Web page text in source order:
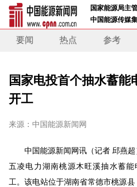
国家能源局主
中国能源传媒
要闻 热点 参考
国家电投首个抽水蓄能
开工
来源：中国能源新闻网
中国能源新闻网讯（记者 邱燕超
五凌电力湖南桃源木旺溪抽水蓄
工。该电站位于湖南省常德市桃源